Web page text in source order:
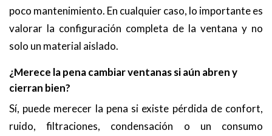
poco mantenimiento. En cualquier caso, lo importante es
valorar la configuración completa de la ventana y no
solo un material aislado.
¿Merece la pena cambiar ventanas si aún abren y
cierran bien?
Sí, puede merecer la pena si existe pérdida de confort,
ruido, filtraciones, condensación o un consumo